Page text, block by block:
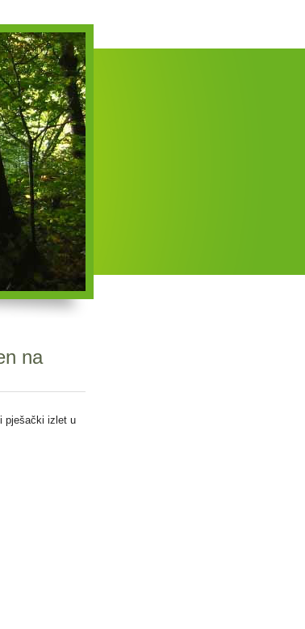
na
pješački izlet u